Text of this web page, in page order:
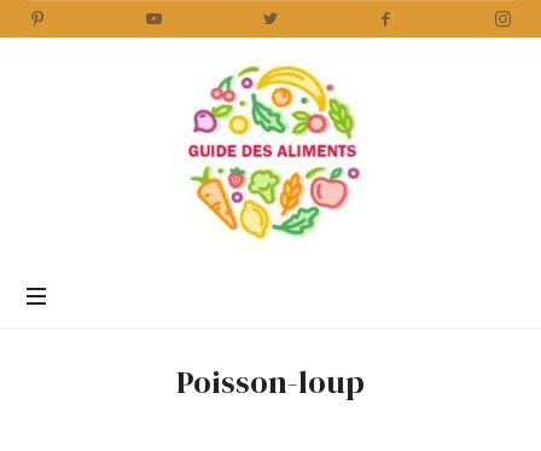
Aliments
www.guidedesaliments.comPoisson-loup